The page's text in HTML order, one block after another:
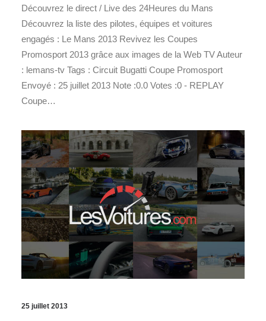
Découvrez le direct / Live des 24Heures du Mans
Découvrez la liste des pilotes, équipes et voitures
engagés : Le Mans 2013 Revivez les Coupes
Promosport 2013 grâce aux images de la Web TV Auteur
: lemans-tv Tags : Circuit Bugatti Coupe Promosport
Envoyé : 25 juillet 2013 Note :0.0 Votes :0 - REPLAY
Coupe…
25 juillet 2013